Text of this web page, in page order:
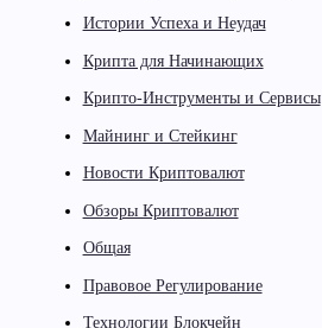
Истории Успеха и Неудач
Крипта для Начинающих
Крипто-Инструменты и Сервисы
Майнинг и Стейкинг
Новости Криптовалют
Обзоры Криптовалют
Общая
Правовое Регулирование
Технологии Блокчейн